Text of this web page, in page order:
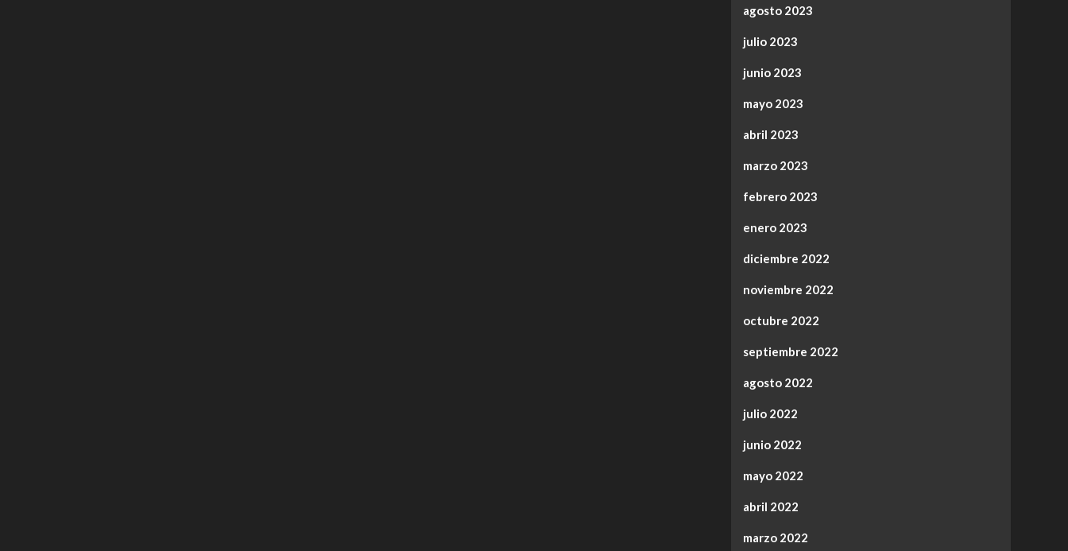
agosto 2023
julio 2023
junio 2023
mayo 2023
abril 2023
marzo 2023
febrero 2023
enero 2023
diciembre 2022
noviembre 2022
octubre 2022
septiembre 2022
agosto 2022
julio 2022
junio 2022
mayo 2022
abril 2022
marzo 2022